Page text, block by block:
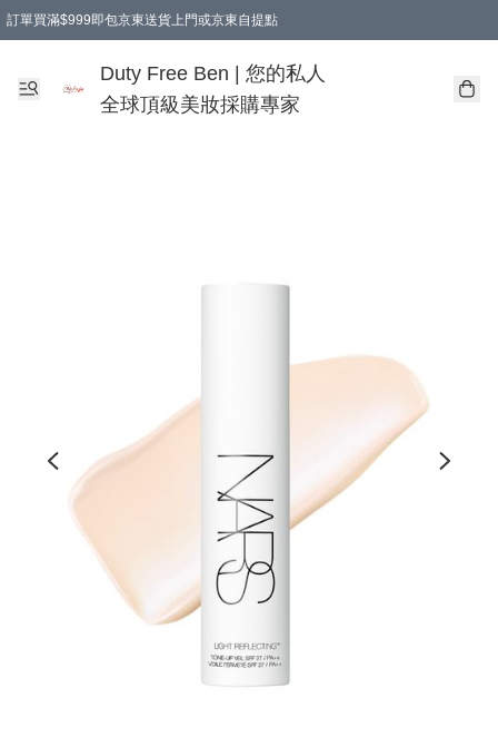
訂單買滿$999即包京東送貨上門或京東自提點
Duty Free Ben | 您的私人
全球頂級美妝採購專家